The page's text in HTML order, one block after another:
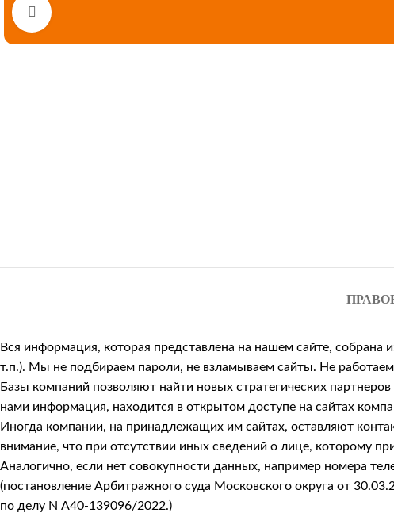
Вся информация, которая представлена на нашем сайте,
т.п.). Мы не подбираем пароли, не взламываем сайты. Не
Базы компаний позволяют найти новых стратегических
нами информация, находится в открытом доступе на сайтах
Иногда компании, на принадлежащих им сайтах, оставляют
внимание, что при отсутствии иных сведений о лице, которому
Аналогично, если нет совокупности данных, например номера
(постановление Арбитражного суда Московского округа от
по делу N А40-139096/2022.)